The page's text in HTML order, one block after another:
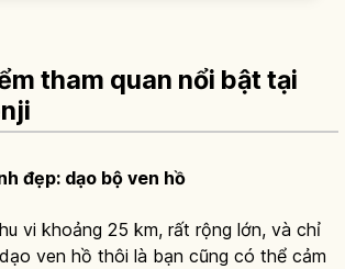
tham quan nổi bật tại
đẹp: dạo bộ ven hồ
vi khoảng 25 km, rất rộng lớn, và chỉ
ven hồ thôi là bạn cũng có thể cảm